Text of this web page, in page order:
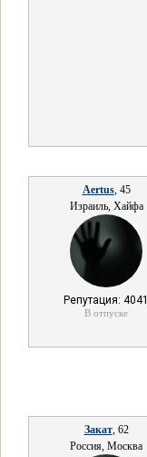
Aertus, 45
Израиль, Хайфа
Репутация: 4041
В отпуске
Закат, 62
Россия, Москва